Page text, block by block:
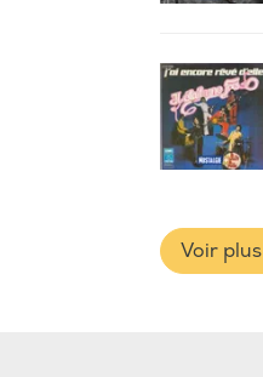
Voir plus